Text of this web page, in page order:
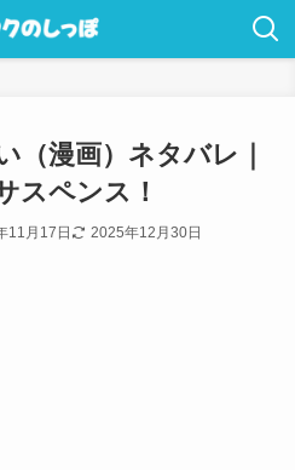
（漫画）ネタバレ｜
スペンス！
11月17日 2025年12月30日